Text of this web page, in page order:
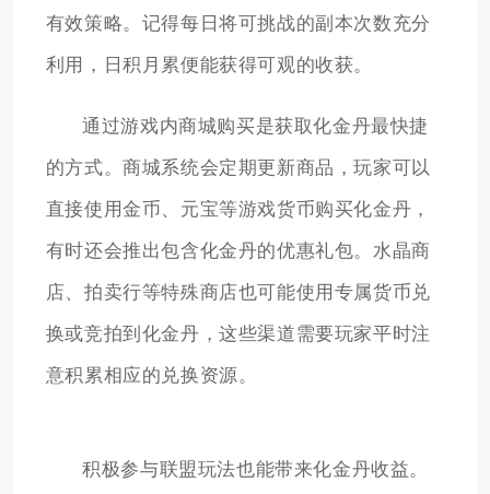
有效策略。记得每日将可挑战的副本次数充分
利用，日积月累便能获得可观的收获。
通过游戏内商城购买是获取化金丹最快捷
的方式。商城系统会定期更新商品，玩家可以
直接使用金币、元宝等游戏货币购买化金丹，
有时还会推出包含化金丹的优惠礼包。水晶商
店、拍卖行等特殊商店也可能使用专属货币兑
换或竞拍到化金丹，这些渠道需要玩家平时注
意积累相应的兑换资源。
积极参与联盟玩法也能带来化金丹收益。